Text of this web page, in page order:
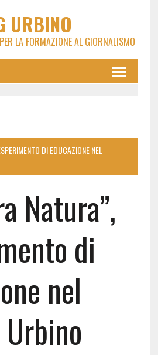
URBINO
LA FORMAZIONE AL GIORNALISMO
DI EDUCAZIONE NEL
Natura”,
di
nel